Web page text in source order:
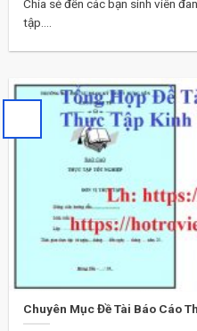
Chia sẻ đến các bạn sinh viên
tập....
Chuyên Mục Đề Tài Báo Cáo